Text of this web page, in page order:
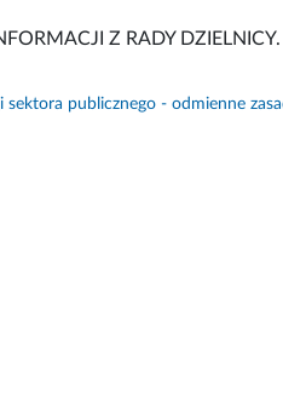
Z RADY
publicznego - odmienne